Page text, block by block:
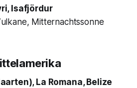
Isafjördur
Mitternachtssonne
La Romana, Belize